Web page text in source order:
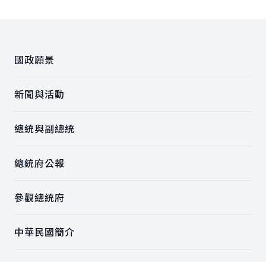
國政願景
新聞與活動
總統與副總統
總統府公報
參觀總統府
中華民國簡介